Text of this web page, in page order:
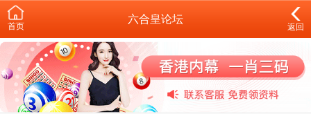
首页
六合皇论坛
返回